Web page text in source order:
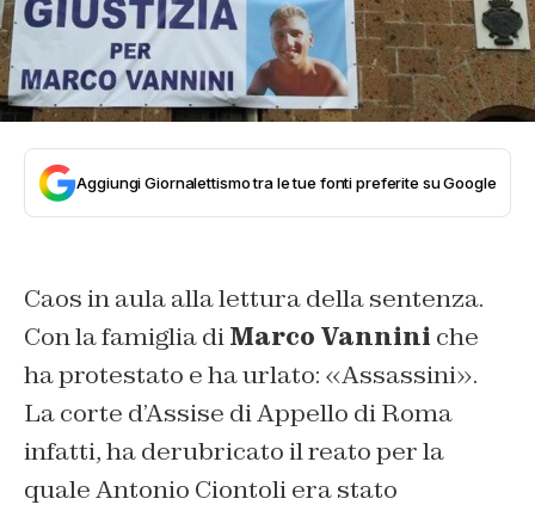
Aggiungi Giornalettismo tra le tue fonti preferite su Google
Caos in aula alla lettura della sentenza.
Con la famiglia diMarco Vannini che
ha protestato e ha urlato: «Assassini».
La corte d’Assise di Appello di Roma
infatti, ha derubricato il reato per la
quale Antonio Ciontoli era stato